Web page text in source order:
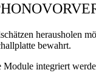
herausholen
bewahrt.
integriert